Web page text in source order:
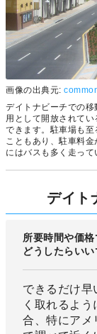
画像の出典元:
デイトナビーチでの
用として開放されて
できます。駐車場も
こともあり、駐車料
にはバスも多く走って
デイト
所要時間や価
どうしたらいい
できるだけ早
く取れるよ
合、特にアメ